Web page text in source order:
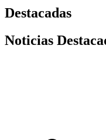
Destacadas
Noticias